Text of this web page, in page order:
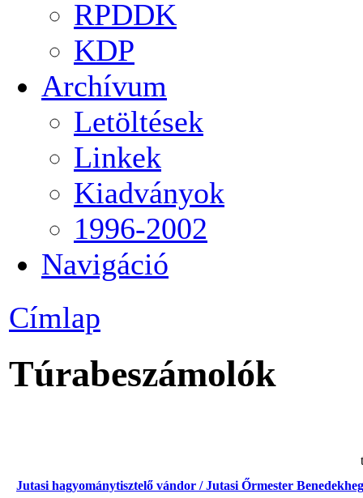
RPDDK
KDP
Archívum
Letöltések
Linkek
Kiadványok
1996-2002
Navigáció
Címlap
Túrabeszámolók
Jutasi hagyománytisztelő vándor / Jutasi Őrmester